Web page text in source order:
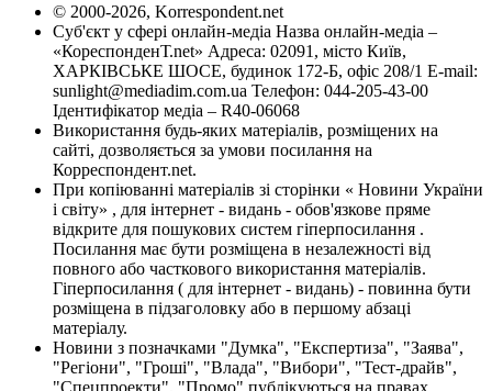
© 2000-2026, Korrespondent.net
Суб'єкт у сфері онлайн-медіа Назва онлайн-медіа –
«КореспонденТ.net» Адреса: 02091, місто Київ,
ХАРКІВСЬКЕ ШОСЕ, будинок 172-Б, офіс 208/1 E-mail:
sunlight@mediadim.com.ua Телефон: 044-205-43-00
Ідентифікатор медіа – R40-06068
Використання будь-яких матеріалів, розміщених на
сайті, дозволяється за умови посилання на
Корреспондент.net.
При копіюванні матеріалів зі сторінки « Новини України
і світу» , для інтернет - видань - обов'язкове пряме
відкрите для пошукових систем гіперпосилання .
Посилання має бути розміщена в незалежності від
повного або часткового використання матеріалів.
Гіперпосилання ( для інтернет - видань) - повинна бути
розміщена в підзаголовку або в першому абзаці
матеріалу.
Новини з позначками "Думка", "Експертиза", "Заява",
"Регіони", "Гроші", "Влада", "Вибори", "Тест-драйв",
"Спецпроекти", "Промо" публікуються на правах